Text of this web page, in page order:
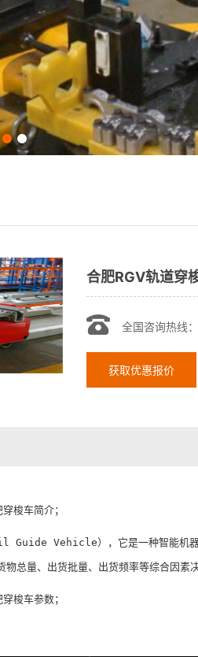
合肥RGV轨道穿
全国咨询热线：
获取优惠报价
梭车简介；
Guide Vehicle），它是一种智能机器
总量、出货批量、出货频率等综合因素决
梭车参数；